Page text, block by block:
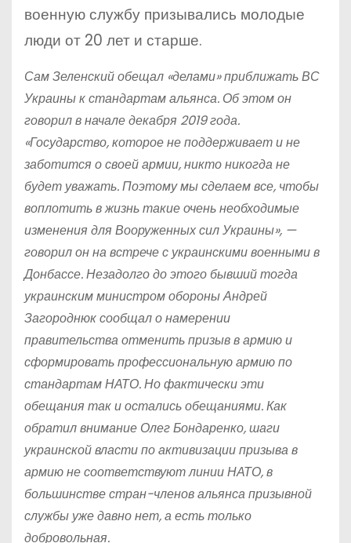
военную службу призывались молодые
люди от 20 лет и старше.
Сам Зеленский обещал «делами» приближать ВС
Украины к стандартам альянса. Об этом он
говорил в начале декабря 2019 года.
«Государство, которое не поддерживает и не
заботится о своей армии, никто никогда не
будет уважать. Поэтому мы сделаем все, чтобы
воплотить в жизнь такие очень необходимые
изменения для Вооруженных сил Украины», —
говорил он на встрече с украинскими военными в
Донбассе. Незадолго до этого бывший тогда
украинским министром обороны Андрей
Загороднюк сообщал о намерении
правительства отменить призыв в армию и
сформировать профессиональную армию по
стандартам НАТО. Но фактически эти
обещания так и остались обещаниями. Как
обратил внимание Олег Бондаренко, шаги
украинской власти по активизации призыва в
армию не соответствуют линии НАТО, в
большинстве стран-членов альянса призывной
службы уже давно нет, а есть только
добровольная.